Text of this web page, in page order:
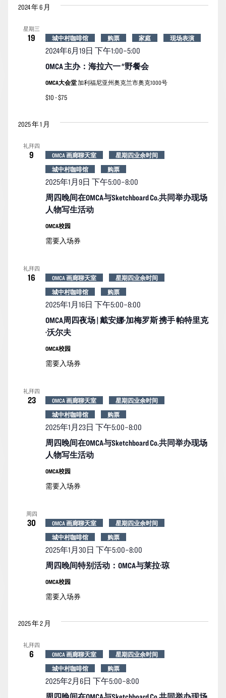
搜
和
视
导
择
期。
2024 年 6 月
星期三
19
OMCA 主办：海拉六一 "野餐会
2024年6月19日 下午1:00–5:00
城中村咖啡馆 购票 家庭 现场表演
OMCA大会堂加利福尼亚州奥克兰市奥克1000号
$10 - $75
2025 年 1 月
礼拜四
9
周四晚间在OMCA与Sketchboard Co.共同举办现场
人物写生活动
2025年1月9日 下午5:00–8:00
OMCA 画廊聊天室
星期四业余时间
城中村咖啡馆
购票
OMCA校园
需要入场券
礼拜四
16
OMCA周四夜场 | 戴安娜·加梅罗斯 携手 帕特里克
·沃尔夫
2025年1月16日 下午5:00–8:00
OMCA 画廊聊天室
星期四业余时间
城中村咖啡馆
购票
OMCA校园
需要入场券
礼拜四
23
周四晚间在OMCA与Sketchboard Co.共同举办现场
人物写生活动
2025年1月23日 下午5:00–8:00
OMCA 画廊聊天室
星期四业余时间
城中村咖啡馆
购票
OMCA校园
需要入场券
周四
30
周四晚间特别活动：OMCA与莱拉·琼
2025年1月30日 下午5:00–8:00
OMCA 画廊聊天室
星期四业余时间
城中村咖啡馆
购票
OMCA校园
需要入场券
2025 年 2 月
礼拜四
6
2025年2月6日 下午5:00–8:00
OMCA 画廊聊天室
星期四业余时间
城中村咖啡馆
购票